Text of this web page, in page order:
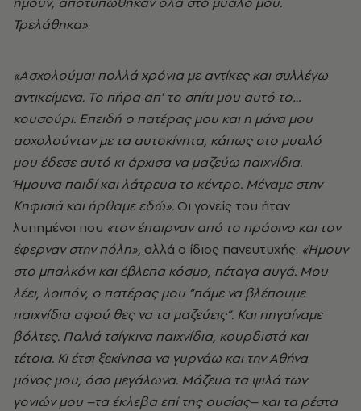
Τρελάθηκα».
«Ασχολούμαι πολλά χρόνια με αντίκες και συλλέγω
αντικείμενα. Το πήρα απ’ το σπίτι μου αυτό το…
κουσούρι. Επειδή ο πατέρας μου και η μάνα μου
ασχολούνταν με τα αυτοκίνητα, κάπως στο μυαλό
μου έδεσε αυτό κι άρχισα να μαζεύω παιχνίδια.
Ήμουνα παιδί και λάτρευα το κέντρο. Μέναμε στην
Κηφισιά και ήρθαμε εδώ». Οι γονείς του ήταν
λυπημένοι που «τον έπαιρναν από το πράσινο και τον
έφερναν στην πόλη», αλλά ο ίδιος πανευτυχής. «Ήμουν
στο μπαλκόνι και έβλεπα κόσμο, πέταγα αυγά. Μου
λέει, λοιπόν, ο πατέρας μου “πάμε να βλέπουμε
παιχνίδια αφού θες να τα μαζεύεις”. Και πηγαίναμε
βόλτες. Παλιά τσίγκινα παιχνίδια, κουρδιστά και
τέτοια. Κι έτσι ξεκίνησα να γυρνάω και την Αθήνα
μόνος μου, όσο μεγάλωνα. Μάζευα τα ψιλά των
γονιών μου –τα έκλεβα επί της ουσίας– και τα ρέστα